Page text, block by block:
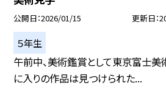
公開日 2026/01/15 更新日
５年生
午前中、美術鑑賞として東京富士美
に入りの作品は見つけられた...